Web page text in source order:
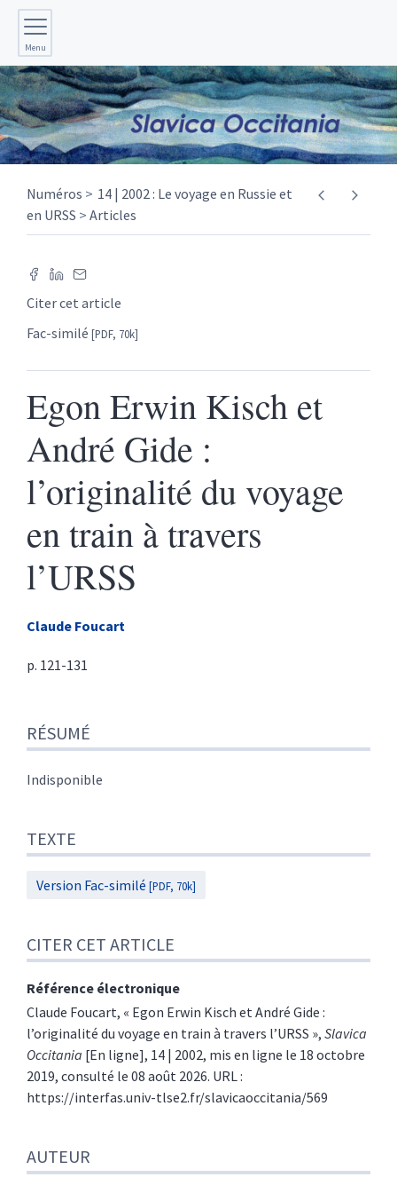
Menu
Numéros
14 | 2002 : Le voyage en Russie et
en URSS
Articles
Citer cet article
Fac-similé [PDF, 70k]
Egon Erwin Kisch et
André Gide :
l’originalité du voyage
en train à travers
l’URSS
Claude Foucart
p. 121-131
Texte
Citer cet article
Auteur
RÉSUMÉ
Indisponible
TEXTE
Version Fac-similé [PDF, 70k]
CITER CET ARTICLE
Référence électronique
Claude Foucart, « Egon Erwin Kisch et André Gide :
l’originalité du voyage en train à travers l’URSS », Slavica
Occitania [En ligne], 14 | 2002, mis en ligne le 18 octobre
2019, consulté le 08 août 2026. URL :
https://interfas.univ-tlse2.fr/slavicaoccitania/569
AUTEUR